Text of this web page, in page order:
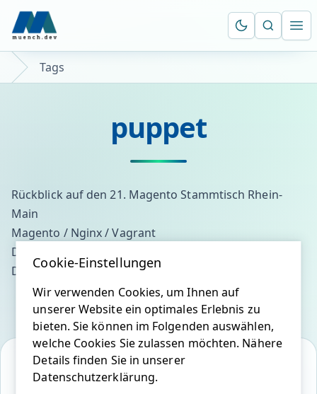
Suche
Tags
puppet
Rückblick auf den 21. Magento Stammtisch Rhein-
Main
Magento / Nginx / Vagrant
DevOp: Puppet zum installieren von jsmin
DevOp: Puppet zum installieren von PHPStorm
Cookie-Einstellungen
Wir verwenden Cookies, um Ihnen auf
unserer Website ein optimales Erlebnis zu
bieten. Sie können im Folgenden auswählen,
welche Cookies Sie zulassen möchten. Nähere
Details finden Sie in unserer
Datenschutzerklärung.